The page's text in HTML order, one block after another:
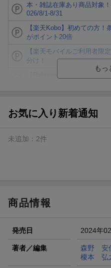
本・雑誌在庫あり商品対象
026/8/1-8/31
【楽天Kobo】初めての方
がポイント20倍
【楽天モバイルご利用者限
分け！
が当たる！
楽天モバイル紹介キャンペ
条件達成で楽天限定・宝塚
お気に入り新着通知
未追加： 2件
商品情報
発売日 2024年
著者／編集 森野 安
榎本 弘